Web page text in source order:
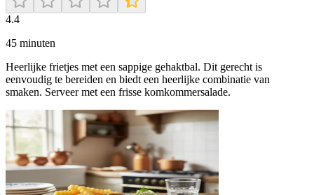
4.4
45 minuten
Heerlijke frietjes met een sappige gehaktbal. Dit gerecht is
eenvoudig te bereiden en biedt een heerlijke combinatie van
smaken. Serveer met een frisse komkommersalade.